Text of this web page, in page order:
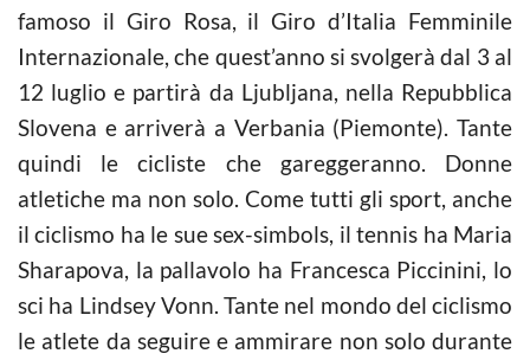
famoso il Giro Rosa, il Giro d’Italia Femminile
Internazionale, che quest’anno si svolgerà dal 3 al
12 luglio e partirà da Ljubljana, nella Repubblica
Slovena e arriverà a Verbania (Piemonte). Tante
quindi le cicliste che gareggeranno. Donne
atletiche ma non solo. Come tutti gli sport, anche
il ciclismo ha le sue sex-simbols, il tennis ha Maria
Sharapova, la pallavolo ha Francesca Piccinini, lo
sci ha Lindsey Vonn. Tante nel mondo del ciclismo
le atlete da seguire e ammirare non solo durante